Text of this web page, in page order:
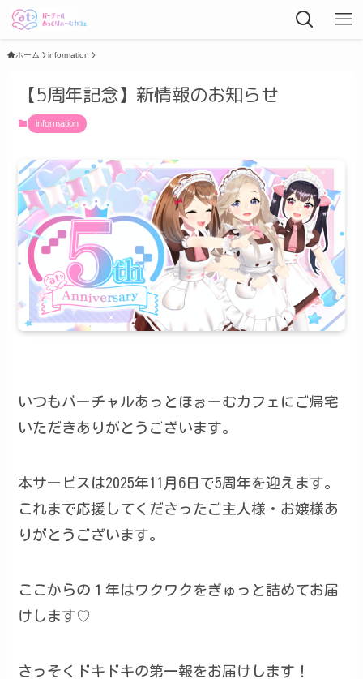
ホーム information
【5周年記念】新情報のお知らせ
information
いつもバーチャルあっとほぉーむカフェにご帰宅
いただきありがとうございます。
本サービスは2025年11月6日で5周年を迎えます。
これまで応援してくださったご主人様・お嬢様あ
りがとうございます。
ここからの１年はワクワクをぎゅっと詰めてお届
けします♡
さっそくドキドキの第一報をお届けします！